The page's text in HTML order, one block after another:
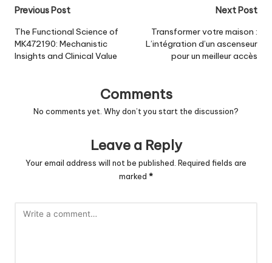
Post
navigation
Previous Post
The Functional Science of
MK472190: Mechanistic
Insights and Clinical Value
Next Post
Transformer votre maison :
L’intégration d’un ascenseur
pour un meilleur accès
Comments
No comments yet. Why don’t you start the discussion?
Leave a Reply
Your email address will not be published. Required fields are
marked *